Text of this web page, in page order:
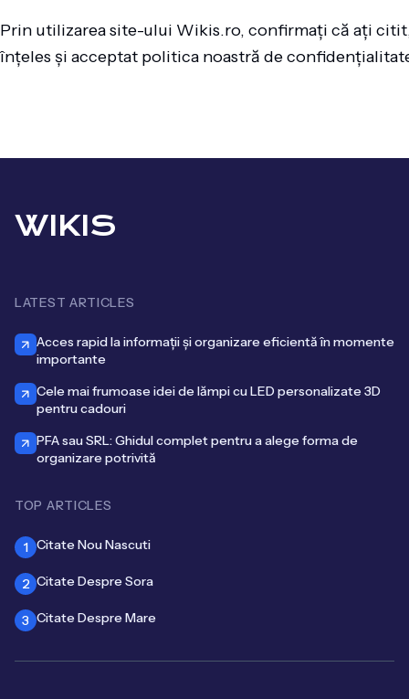
Prin utilizarea site-ului Wikis.ro, confirmați că ați
înțeles și acceptat politica noastră de
WIKIS
LATEST ARTICLES
Acces rapid la informații și organizare eficientă în momente
importante
Cele mai frumoase idei de lămpi cu LED personalizate 3D
pentru cadouri
PFA sau SRL: Ghidul complet pentru a alege forma de
organizare potrivită
TOP ARTICLES
1 Citate Nou Nascuti
2 Citate Despre Sora
3 Citate Despre Mare